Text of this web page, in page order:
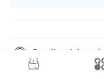
Detalles del
Disponible en grosor de